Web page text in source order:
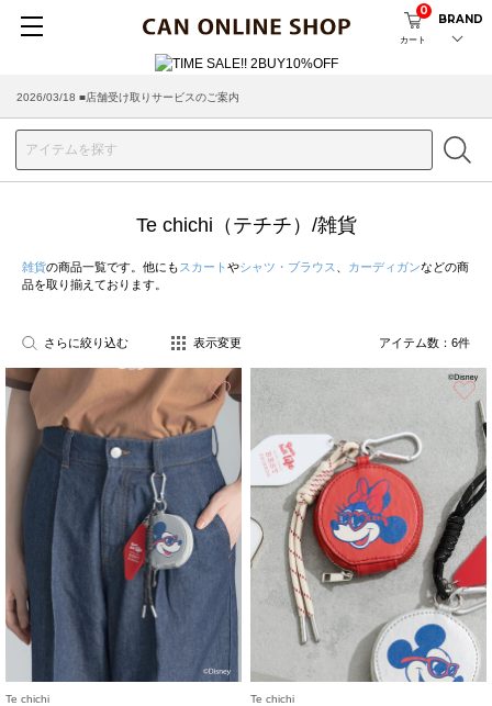
カート
0
BRAND
2026/03/18 ■店舗受け取りサービスのご案内
Te chichi（テチチ）/雑貨
雑貨の商品一覧です。他にも スカート やシャツ・ブラウス カーディガンなどの商
品を取り揃えております。
さらに絞り込む 表示変更 アイテム数： 6件
Te chichi Te chichi